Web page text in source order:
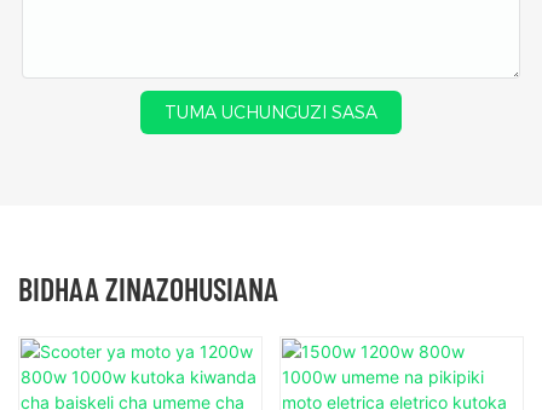
TUMA UCHUNGUZI SASA
BIDHAA ZINAZOHUSIANA